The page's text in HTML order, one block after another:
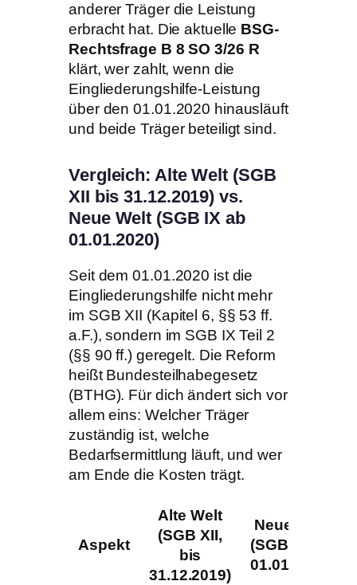
anderer Träger die Leistung
erbracht hat. Die aktuelle BSG-
Rechtsfrage B 8 SO 3/26 R
klärt, wer zahlt, wenn die
Eingliederungshilfe-Leistung
über den 01.01.2020 hinausläuft
und beide Träger beteiligt sind.
Vergleich: Alte Welt (SGB
XII bis 31.12.2019) vs.
Neue Welt (SGB IX ab
01.01.2020)
Seit dem 01.01.2020 ist die
Eingliederungshilfe nicht mehr
im SGB XII (Kapitel 6, §§ 53 ff.
a.F.), sondern im SGB IX Teil 2
(§§ 90 ff.) geregelt. Die Reform
heißt Bundesteilhabegesetz
(BTHG). Für dich ändert sich vor
allem eins: Welcher Träger
zuständig ist, welche
Bedarfsermittlung läuft, und wer
am Ende die Kosten trägt.
Aspekt
Alte Welt
(SGB XII,
bis
31.12.2019)
Neue Welt
(SGB IX, ab
01.01.2020)